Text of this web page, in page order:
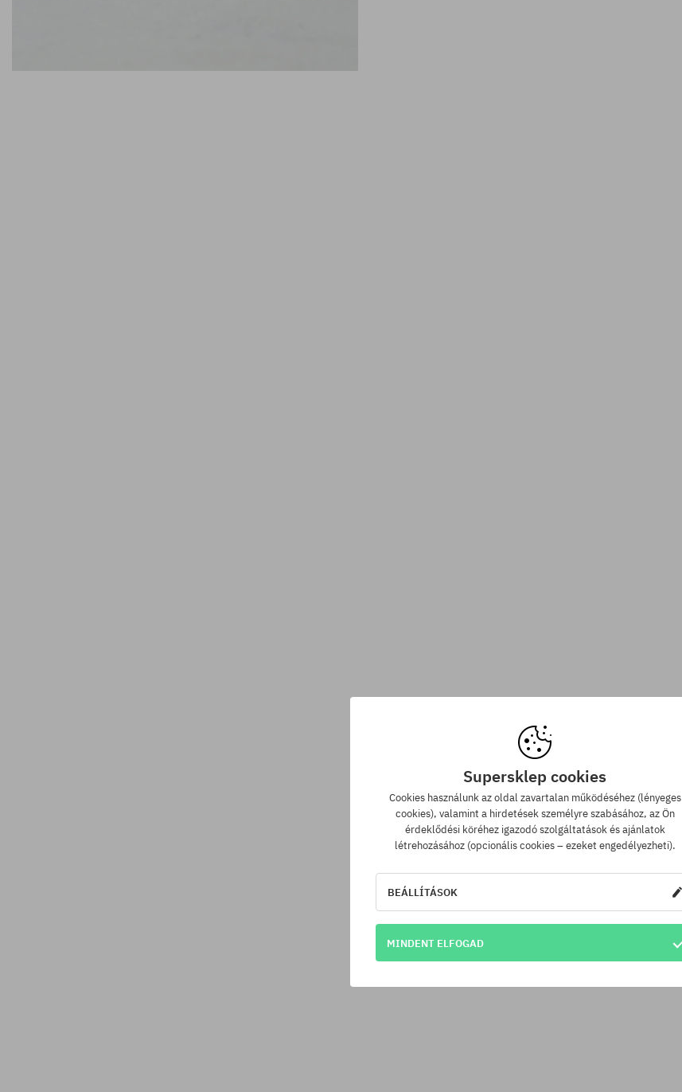
Supersklep cookies
Cookies használunk az oldal zavartalan működéséhez (lényeges
cookies), valamint a hirdetések személyre szabásához, az Ön
érdeklődési köréhez igazodó szolgáltatások és ajánlatok
létrehozásához (opcionális cookies – ezeket engedélyezheti).
BEÁLLÍTÁSOK
MINDENT ELFOGAD